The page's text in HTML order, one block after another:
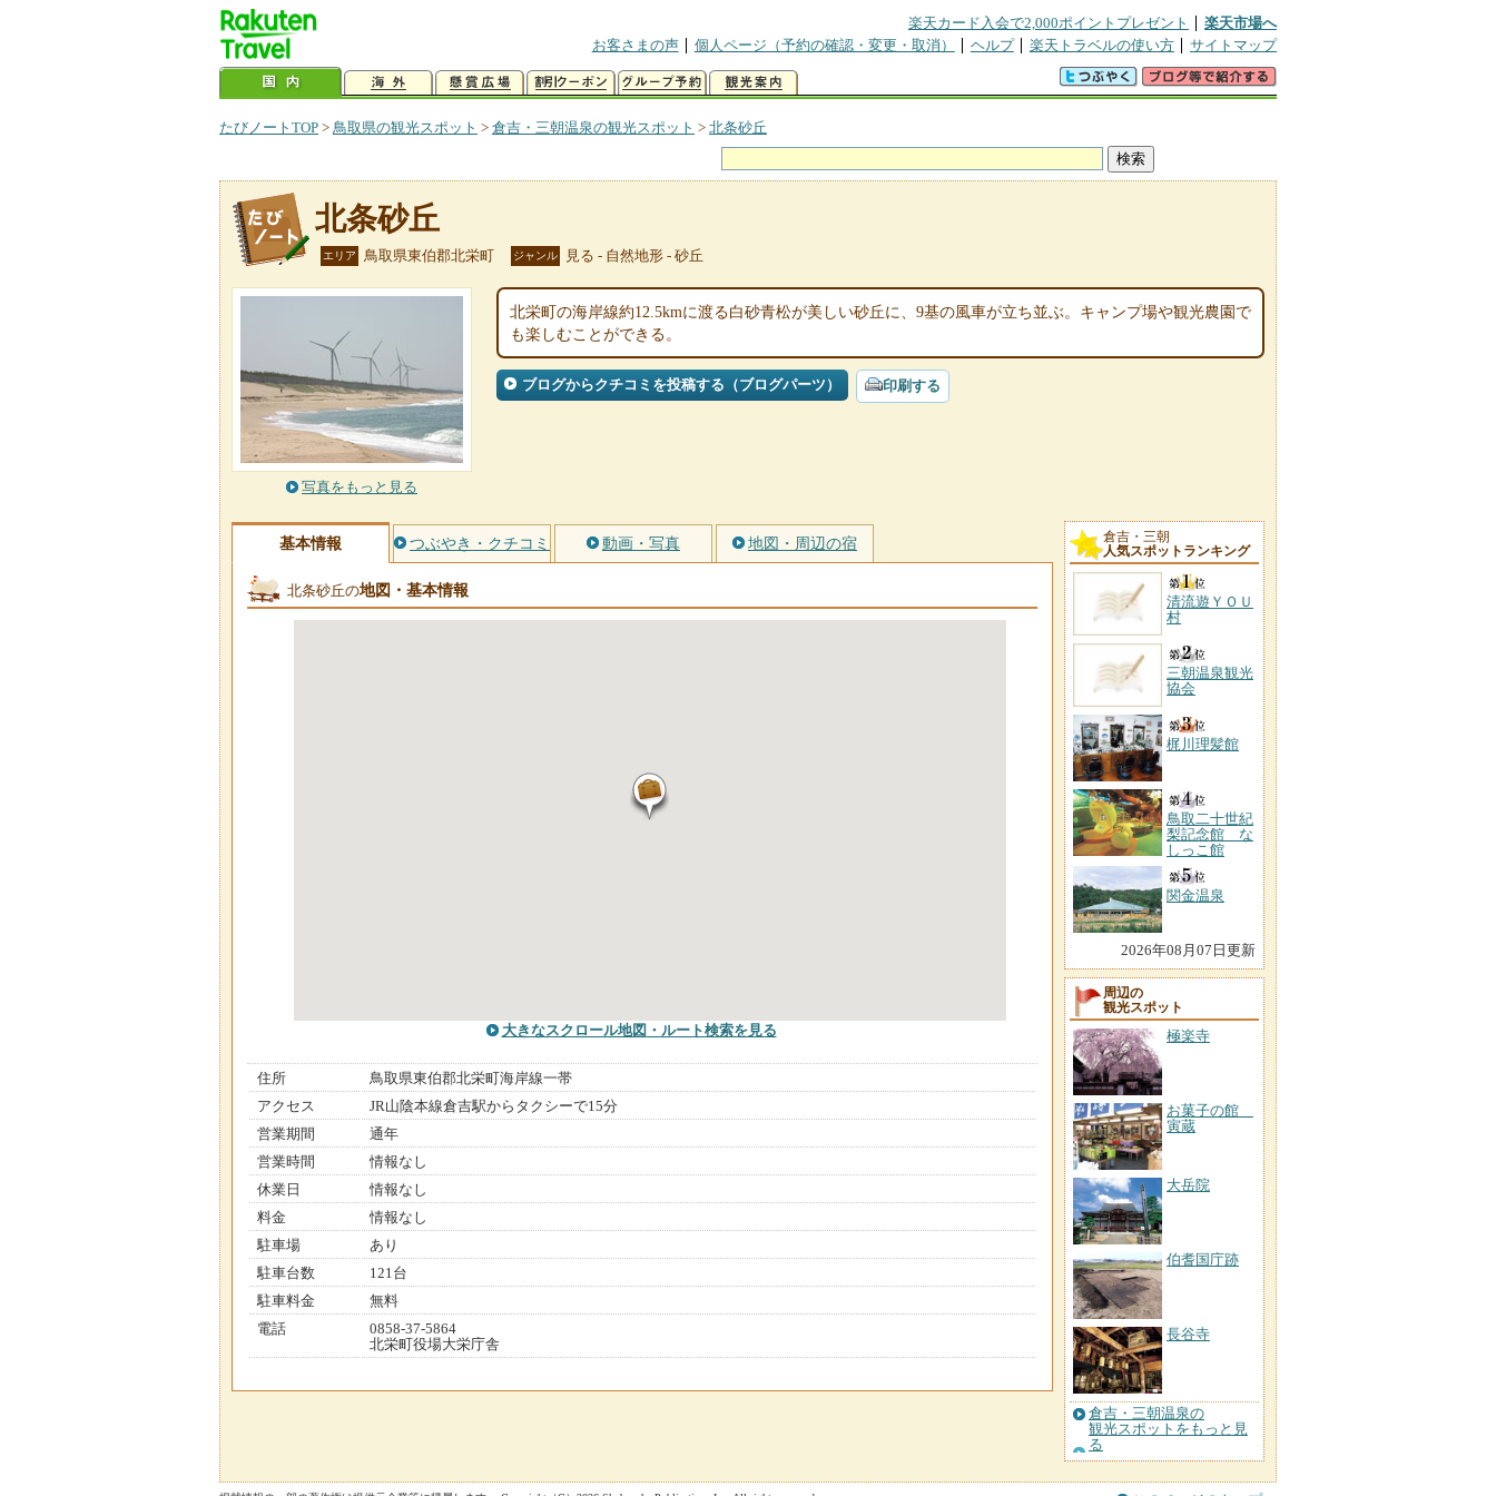
楽天カード入会で2,000ポイントプレゼント
楽天市場へ
お客さまの声
個人ページ（予約の確認・変更・取消） ヘルプ 楽天トラベルの使い方 サイトマップ
たびノートTOP > 鳥取県の観光スポット > 倉吉・三朝温泉の観光スポット > 北条砂丘
北条砂丘
エリア 鳥取県東伯郡北栄町 ジャンル 見る - 自然地形 - 砂丘
写真をもっと見る
北栄町の海岸線約12.5kmに渡る白砂青松が美しい砂丘に、9基の風車が立ち並ぶ。キャンプ場や観光農園で
も楽しむことができる。
ブログからクチコミを投稿する（ブログパーツ） 印刷する
基本情報 つぶやき・クチコミ 動画・写真 地図・周辺の宿
北条砂丘の地図・基本情報
大きなスクロール地図 ・ルート検索を見る
住所
鳥取県東伯郡北栄町海岸線一帯
アクセス
JR山陰本線倉吉駅からタクシーで15分
営業期間
通年
営業時間
情報なし
休業日
情報なし
料金
情報なし
駐車場
あり
駐車台数
121台
駐車料金
無料
電話
0858-37-5864
北栄町役場大栄庁舎
倉吉・三朝
人気スポットランキング
清流遊ＹＯＵ
村
三朝温泉観光
協会
梶川理髪館
鳥取二十世紀
梨記念館 な
しっこ館
関金温泉
2026年08月07日更新
周辺の
観光スポット
極楽寺
お菓子の館
寅蔵
大岳院
伯耆国庁跡
長谷寺
倉吉・三朝温泉の
観光スポットをもっと見
る